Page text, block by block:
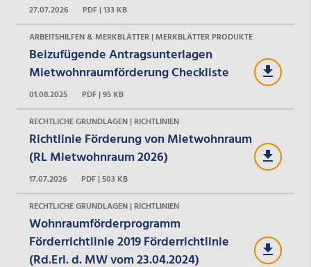
27.07.2026
PDF | 133 KB
ARBEITSHILFEN & MERKBLÄTTER | MERKBLÄTTER PRODUKTE
Beizufügende Antragsunterlagen
Mietwohnraumförderung Checkliste
01.08.2025
PDF | 95 KB
RECHTLICHE GRUNDLAGEN | RICHTLINIEN
Richtlinie Förderung von Mietwohnraum
(RL Mietwohnraum 2026)
17.07.2026
PDF | 503 KB
RECHTLICHE GRUNDLAGEN | RICHTLINIEN
Wohnraumförderprogramm
Förderrichtlinie 2019 Förderrichtlinie
(Rd.Erl. d. MW vom 23.04.2024)